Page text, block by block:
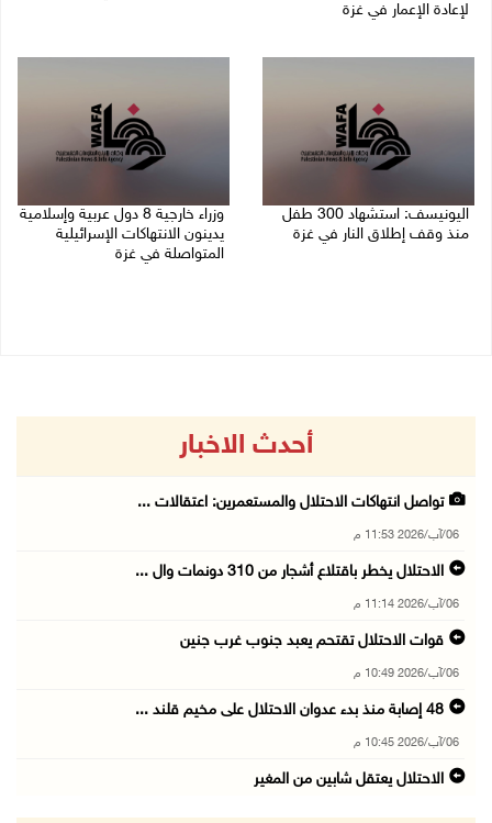
لإعادة الإعمار في غزة
اليونيسف: استشهاد 300 طفل
منذ وقف إطلاق النار في غزة
وزراء خارجية 8 دول عربية وإسلامية
يدينون الانتهاكات الإسرائيلية
المتواصلة في غزة
أحدث الاخبار
تواصل انتهاكات الاحتلال والمستعمرين: اعتقالات ...
06/آب/2026 11:53 م
الاحتلال يخطر باقتلاع أشجار من 310 دونمات وال ...
06/آب/2026 11:14 م
قوات الاحتلال تقتحم يعبد جنوب غرب جنين
06/آب/2026 10:49 م
48 إصابة منذ بدء عدوان الاحتلال على مخيم قلند ...
06/آب/2026 10:45 م
الاحتلال يعتقل شابين من المغير